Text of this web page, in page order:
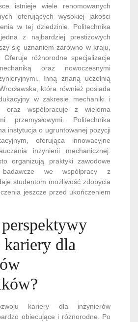
istnieje wiele renomowanych
oferujących wysokiej jakości
w tej dziedzinie. Politechnika
z najbardziej prestiżowych
się uznaniem zarówno w kraju,
różnorodne specjalizacje
oraz nowoczesnymi
Inną znaną uczelnią
która również posiada
w zakresie mechaniki i
oraz współpracuje z wieloma
przemysłowymi. Politechnika
instytucja o ugruntowanej pozycji
oferująca innowacyjne
inżynierii mechanicznej.
organizują praktyki zawodowe
we współpracy z
studentom możliwość zdobycia
jeszcze przed ukończeniem
dla
kariery dla inżynierów
obiecujące i różnorodne. Po